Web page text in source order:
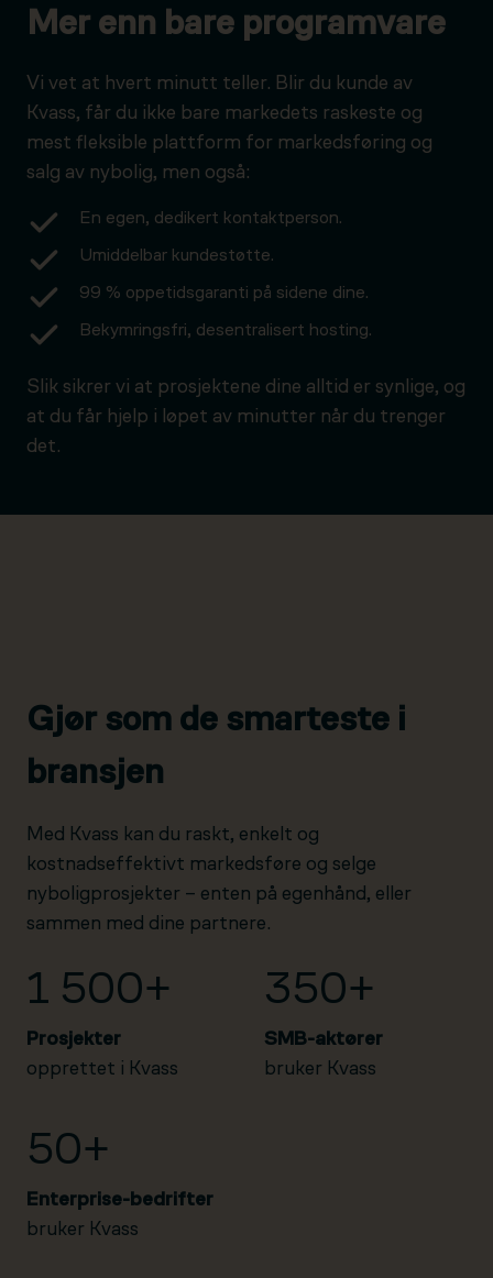
Mer enn bare programvare
Vi vet at hvert minutt teller. Blir du kunde av
Kvass, får du ikke bare markedets raskeste og
mest fleksible plattform for markedsføring og
salg av nybolig, men også:
En egen, dedikert kontaktperson.
Umiddelbar kundestøtte.
99 % oppetidsgaranti på sidene dine.
Bekymringsfri, desentralisert hosting.
Slik sikrer vi at prosjektene dine alltid er synlige, og
at du får hjelp i løpet av minutter når du trenger
det.
Gjør som de smarteste i
bransjen
Med Kvass kan du raskt, enkelt og
kostnadseffektivt markedsføre og selge
nyboligprosjekter – enten på egenhånd, eller
sammen med dine partnere.
1 500+
Prosjekter
opprettet i Kvass
350+
SMB-aktører
bruker Kvass
50+
Enterprise-bedrifter
bruker Kvass